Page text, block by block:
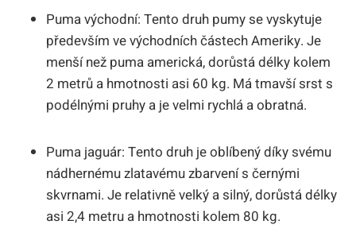
Puma východní: Tento druh pumy se vyskytuje
především ve východních částech Ameriky. Je
menší než puma americká, dorůstá délky kolem
2 metrů a hmotnosti asi 60 kg. Má tmavší srst s
podélnými pruhy a je velmi rychlá a obratná.
Puma jaguár: Tento druh je oblíbený díky svému
nádhernému zlatavému zbarvení s černými
skvrnami. Je relativně velký a silný, dorůstá délky
asi 2,4 metru a hmotnosti kolem 80 kg.